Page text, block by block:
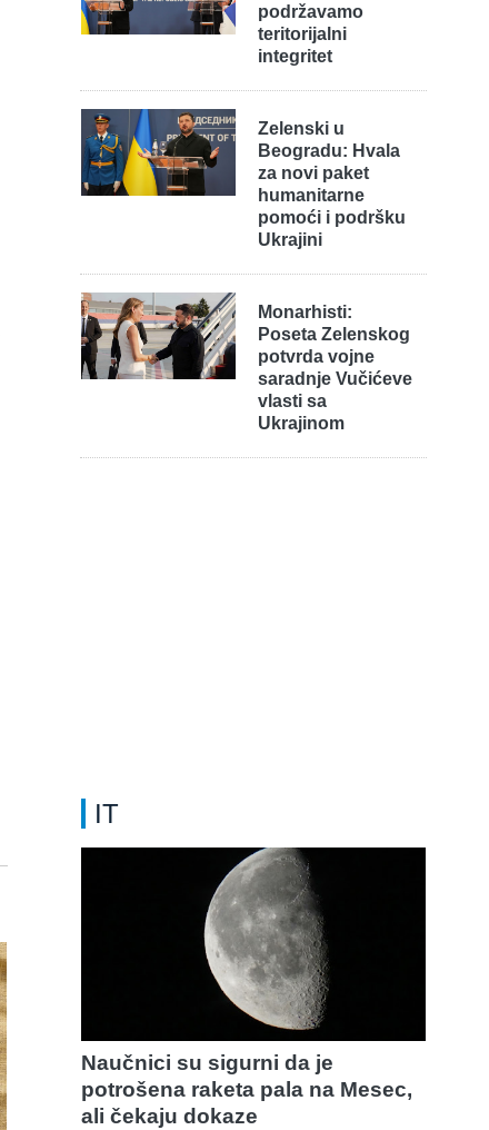
podržavamo
teritorijalni
integritet
Zelenski u
Beogradu: Hvala
za novi paket
humanitarne
pomoći i podršku
Ukrajini
Monarhisti:
Poseta Zelenskog
potvrda vojne
saradnje Vučićeve
vlasti sa
Ukrajinom
IT
Naučnici su sigurni da je
potrošena raketa pala na Mesec,
ali čekaju dokaze